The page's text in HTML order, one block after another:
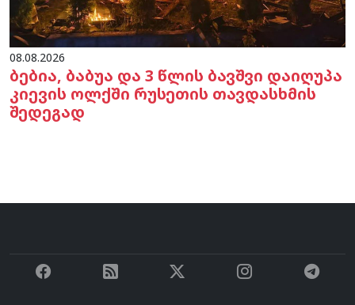
08.08.2026
ბებია, ბაბუა და 3 წლის ბავშვი დაიღუპა
კიევის ოლქში რუსეთის თავდასხმის
შედეგად